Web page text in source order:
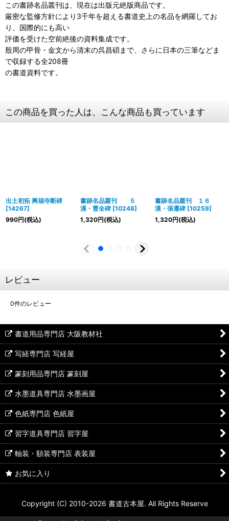
この書跡名品叢刊は、現在は出版元絶版商品です。
厳密な監修方針により3千年を超える書道史上の名品を網羅してお
り、国際的にも高い
評価を受けた空前絶後の資料集成です。
殷周の甲骨・金文から清末の呉昌碩まで、さらに日本の三筆などま
で収録する全208冊
の書道資料です。
この商品を買った人は、こんな商品も買っています
出土初拓 興福寺断碑
[14267]
990円(税込)
書跡名品叢刊 ５
漢・曹全碑 [10248]
1,320円(税込)
書跡名品叢刊 １６
漢・張遷碑 [10259]
1,320円(税込)
レビュー
0件のレビュー
書道用品専門店 大阪教材社
写経専門店 写経屋
篆刻用品専門店 篆刻屋
水墨道具専門店 水墨画屋
色紙専門店 色紙屋
習字道具専門店 習字屋
軸装・額装専門店 表装屋
お気に入り
Copyright (C) 2010-2026 書道古本屋. All Rights Reserve